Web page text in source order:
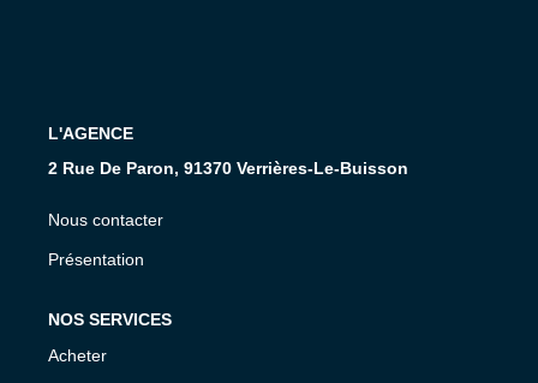
Avis Clients
L'AGENCE
2 Rue De Paron, 91370 Verrières-Le-Buisson
Nous contacter
Présentation
NOS SERVICES
Acheter